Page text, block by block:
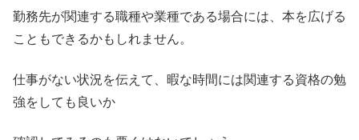
勤務先が関連する職種や業種である場合には、本を広げる
こともできるかもしれません。
仕事がない状況を伝えて、暇な時間には関連する資格の勉
強をしても良いか